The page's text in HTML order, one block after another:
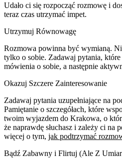
Udało ci się rozpocząć rozmowę i
teraz czas utrzymać impet.
Utrzymuj Równowagę
Rozmowa powinna być wymianą.
tylko o sobie. Zadawaj pytania, które
mówienia o sobie, a następnie
Okazuj Szczere Zainteresowanie
Zadawaj pytania uzupełniające na
Pamiętanie o szczegółach, które
twoim wyjazdem do Krakowa, o
że naprawdę słuchasz i zależy ci na
więcej o tym, jak podtrzymać
Bądź Zabawny i Flirtuj (Ale Z